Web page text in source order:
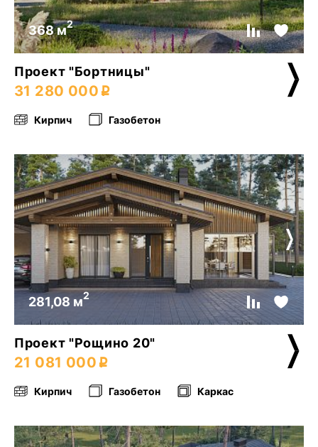
368 м2
Проект "Бортницы"
31 280 000
Кирпич Газобетон
281,08 м2
Проект "Рощино 20"
21 081 000
Кирпич Газобетон Каркас